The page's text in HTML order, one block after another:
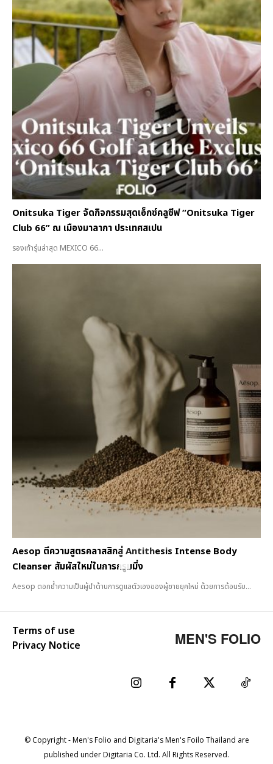
Onitsuka Tiger จัดกิจกรรมสุดเอ็กซ์คลูซีฟ “Onitsuka Tiger
Club 66” ณ เมืองมาลากา ประเทศสเปน
รองเท้ารุ่นล่าสุด MEXICO 66...
Aesop ตีความสูตรคลาสสิกสู่ Antithesis Intense Body
Cleanser สัมผัสใหม่ในการกรูมมิ่ง
Aesop ตอกย้ำความเป็นผู้นำด้านการดูแลตัวเองของผู้ชายยุคใหม่ ด้วยการต้อนรับ...
Terms of use
Privacy Notice
MEN'S FOLIO
© Copyright - Men's Folio and Digitaria's Men's Foilo Thailand are
published under Digitaria Co. Ltd. All Rights Reserved.